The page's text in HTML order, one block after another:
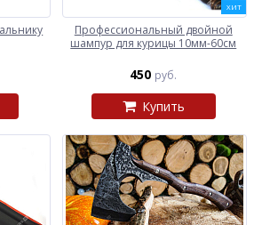
ХИТ
Профессиональный двойной
шампур для курицы 10мм-60см
450 руб.
Купить